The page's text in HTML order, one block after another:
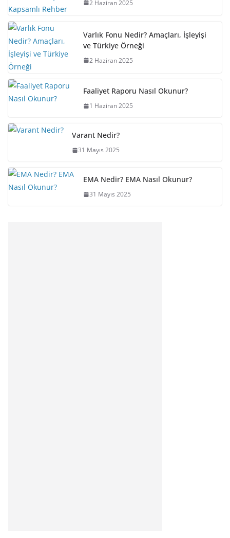
2 Haziran 2025
Varlık Fonu Nedir? Amaçları, İşleyişi
ve Türkiye Örneği
2 Haziran 2025
Faaliyet Raporu Nasıl Okunur?
1 Haziran 2025
Varant Nedir?
31 Mayıs 2025
EMA Nedir? EMA Nasıl Okunur?
31 Mayıs 2025